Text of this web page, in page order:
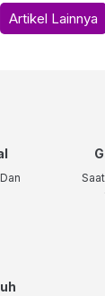
Artikel Lainnya